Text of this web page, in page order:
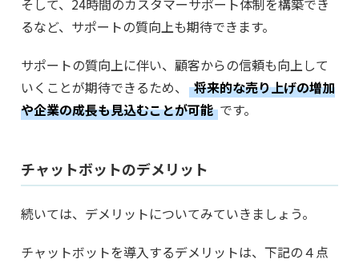
そして、24時間のカスタマーサポート体制を構築でき
るなど、サポートの質向上も期待できます。
サポートの質向上に伴い、顧客からの信頼も向上して
いくことが期待できるため、
将来的な売り上げの増加
や企業の成長も見込むことが可能 です。
チャットボットのデメリット
続いては、デメリットについてみていきましょう。
チャットボットを導入するデメリットは、下記の４点